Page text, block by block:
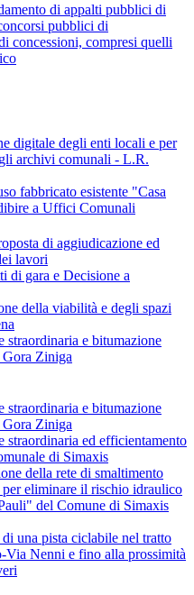
di appalti pubblici di
pubblici di
concessioni, compresi quelli
digitale degli enti locali e per
archivi comunali - L.R.
fabbricato esistente "Casa
a Uffici Comunali
di aggiudicazione ed
lavori
di gara e Decisione a
della viabilità e degli spazi
straordinaria e bitumazione
Gora Ziniga
straordinaria e bitumazione
Gora Ziniga
straordinaria ed efficientamento
di Simaxis
della rete di smaltimento
per eliminare il rischio idraulico
del Comune di Simaxis
una pista ciclabile nel tratto
Nenni e fino alla prossimità